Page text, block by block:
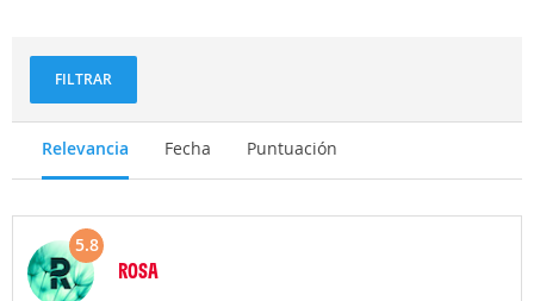
FILTRAR
Relevancia Fecha Puntuación
5.8
ROSA